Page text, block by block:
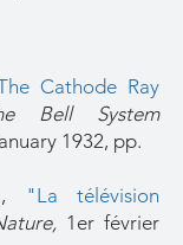
Cathode Ray
Bell System
1932, pp.
"La télévision
1er février